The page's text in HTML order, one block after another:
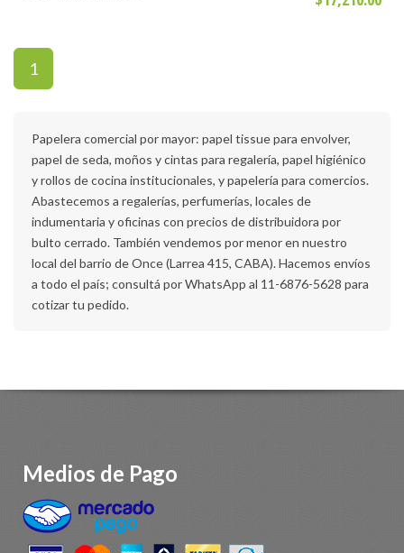
1
Papelera comercial por mayor: papel tissue para envolver,
papel de seda, moños y cintas para regalería, papel higiénico
y rollos de cocina institucionales, y papelería para comercios.
Abastecemos a regalerías, perfumerías, locales de
indumentaria y oficinas con precios de distribuidora por
bulto cerrado. También vendemos por menor en nuestro
local del barrio de Once (Larrea 415, CABA). Hacemos envíos
a todo el país; consultá por WhatsApp al 11-6876-5628 para
cotizar tu pedido.
Medios de Pago